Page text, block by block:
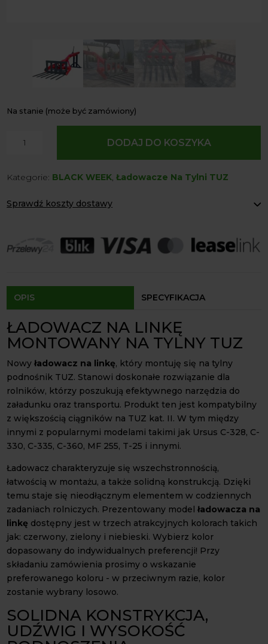
Na stanie (może być zamówiony)
linkę
Widły
DODAJ DO KOSZYKA
Kategorie: BLACK WEEK,Ładowacze Na Tylni TUZ
Sprawdź koszty dostawy
Agrol transport: 200 zł
Agrol transport gabaryty: ustalane indywidualnie
Dostępność form dostawy i ceny uzależniona od produktu.
OPIS SPECYFIKACJA
ŁADOWACZ NA LINKĘ
MONTOWANY NA TYLNY TUZ
Nowyładowacz na linkę, który montuję się na tylny
podnośnik TUZ. Stanowi doskonałe rozwiązanie dla
rolników, którzy poszukują efektywnego narzędzia do
załadunku oraz transportu. Produkt ten jest kompatybilny
z większością ciągników na TUZ kat. II. W tym między
innymi z popularnymi modelami takimi jak Ursus C-328, C-
330, C-335, C-360, MF 255, T-25 i innymi.
Ładowacz charakteryzuje się wszechstronnością,
łatwością w montażu, a także solidną konstrukcją. Dzięki
temu staje się nieodłącznym elementem w codziennych
zadaniach rolniczych. Prezentowany modelładowacza na
linkę dostępny jest w trzech atrakcyjnych kolorach takich
jak: czerwony, zielony i niebieski. Wybierz kolor
dopasowany do indywidualnych preferencji! Przy
składaniu zamówienia prosimy o wskazanie
preferowanego koloru - w przeciwnym razie, kolor
zostanie wybrany losowo.
SOLIDNA KONSTRYKCJA,
UDŹWIG I WYSOKOŚĆ